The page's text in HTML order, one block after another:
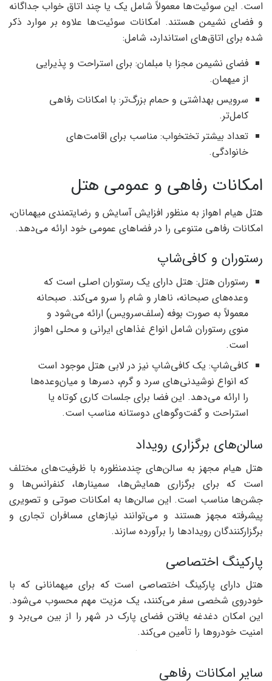
است. این سوئیت‌ها معمولاً شامل یک یا چند اتاق خواب جداگانه
و فضای نشیمن هستند. امکانات سوئیت‌ها علاوه بر موارد ذکر
شده برای اتاق‌های استاندارد، شامل:
فضای نشیمن مجزا با مبلمان: برای استراحت و پذیرایی
از میهمان.
سرویس بهداشتی و حمام بزرگ‌تر: با امکانات رفاهی
کامل‌تر.
تعداد بیشتر تختخواب: مناسب برای اقامت‌های
خانوادگی.
امکانات رفاهی و عمومی هتل
هتل هیام اهواز به منظور افزایش آسایش و رضایتمندی میهمانان،
امکانات رفاهی متنوعی را در فضاهای عمومی خود ارائه می‌دهد.
رستوران و کافی‌شاپ
رستوران هتل: هتل دارای یک رستوران اصلی است که
وعده‌های صبحانه، ناهار و شام را سرو می‌کند. صبحانه
معمولاً به صورت بوفه (سلف‌سرویس) ارائه می‌شود و
منوی رستوران شامل انواع غذاهای ایرانی و محلی اهواز
است.
کافی‌شاپ: یک کافی‌شاپ نیز در لابی هتل موجود است
که انواع نوشیدنی‌های سرد و گرم، دسرها و میان‌وعده‌ها
را ارائه می‌دهد. این فضا برای جلسات کاری کوتاه یا
استراحت و گفت‌وگوهای دوستانه مناسب است.
سالن‌های برگزاری رویداد
هتل هیام مجهز به سالن‌های چندمنظوره با ظرفیت‌های مختلف
است که برای برگزاری همایش‌ها، سمینارها، کنفرانس‌ها و
جشن‌ها مناسب است. این سالن‌ها به امکانات صوتی و تصویری
پیشرفته مجهز هستند و می‌توانند نیازهای مسافران تجاری و
برگزارکنندگان رویدادها را برآورده سازند.
پارکینگ اختصاصی
هتل دارای پارکینگ اختصاصی است که برای میهمانانی که با
خودروی شخصی سفر می‌کنند، یک مزیت مهم محسوب می‌شود.
این امکان دغدغه یافتن فضای پارک در شهر را از بین می‌برد و
امنیت خودروها را تأمین می‌کند.
سایر امکانات رفاهی